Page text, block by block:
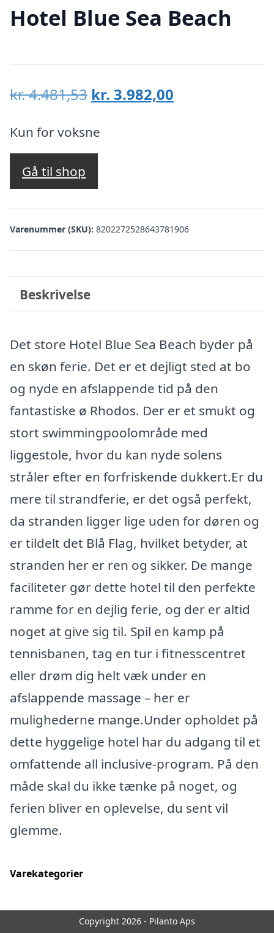
Hotel Blue Sea Beach
kr.4.481,53 Den
pris
var:
kr. 3.982,00
Kun for voksne
Gå til shop
Varenummer (SKU): 8202272528643781906
Beskrivelse
Det store Hotel Blue Sea Beach byder på
en skøn ferie. Det er et dejligt sted at bo
og nyde en afslappende tid på den
fantastiske ø Rhodos. Der er et smukt og
stort swimmingpoolområde med
liggestole, hvor du kan nyde solens
stråler efter en forfriskende dukkert.Er du
mere til strandferie, er det også perfekt,
da stranden ligger lige uden for døren og
er tildelt det Blå Flag, hvilket betyder, at
stranden her er ren og sikker. De mange
faciliteter gør dette hotel til den perfekte
ramme for en dejlig ferie, og der er altid
noget at give sig til. Spil en kamp på
tennisbanen, tag en tur i fitnesscentret
eller drøm dig helt væk under en
afslappende massage – her er
mulighederne mange.Under opholdet på
dette hyggelige hotel har du adgang til et
omfattende all inclusive-program. På den
måde skal du ikke tænke på noget, og
ferien bliver en oplevelse, du sent vil
glemme.
Varekategorier
Copyright 2026 - Pilanto Aps